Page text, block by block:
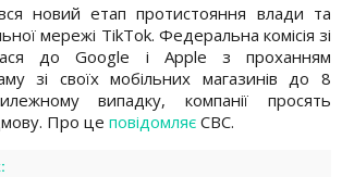
новий етап протистояння влади та
мережі TikTok. Федеральна комісія зі
до Google і Apple з проханням
зі своїх мобільних магазинів до 8
випадку, компанії просять
Про це повідомляє СВС.